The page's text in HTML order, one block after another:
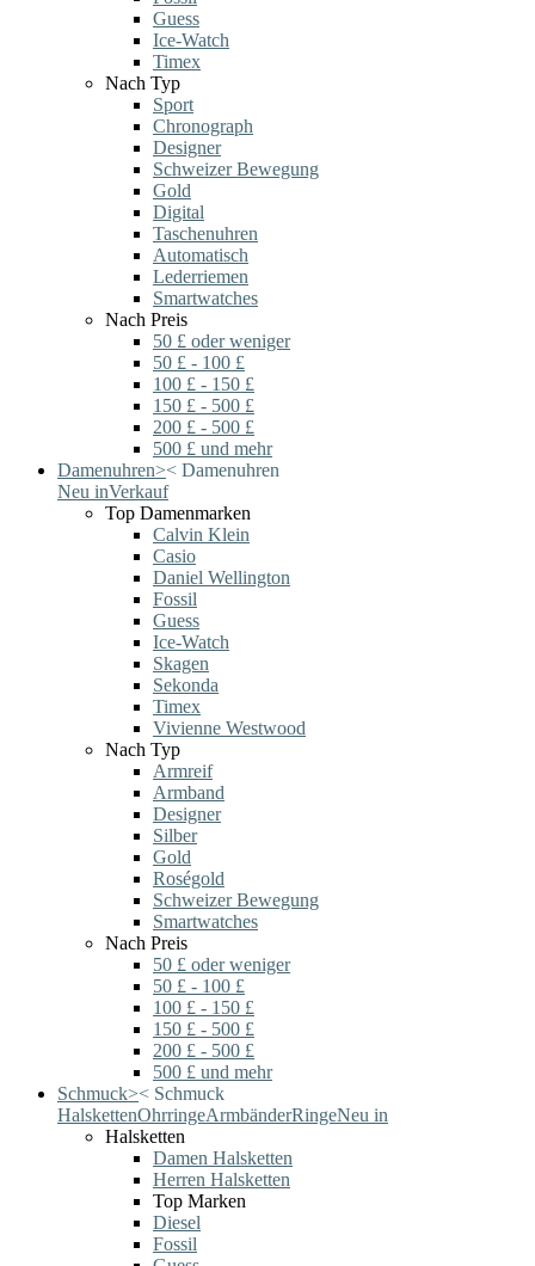
Guess
Ice-Watch
Timex
Nach Typ
Sport
Chronograph
Designer
Schweizer Bewegung
Gold
Digital
Taschenuhren
Automatisch
Lederriemen
Smartwatches
Nach Preis
50 £ oder weniger
50 £ - 100 £
100 £ - 150 £
150 £ - 500 £
200 £ - 500 £
500 £ und mehr
Damenuhren>< Damenuhren
Neu inVerkauf
Top Damenmarken
Calvin Klein
Casio
Daniel Wellington
Fossil
Guess
Ice-Watch
Skagen
Sekonda
Timex
Vivienne Westwood
Nach Typ
Armreif
Armband
Designer
Silber
Gold
Roségold
Schweizer Bewegung
Smartwatches
Nach Preis
50 £ oder weniger
50 £ - 100 £
100 £ - 150 £
150 £ - 500 £
200 £ - 500 £
500 £ und mehr
Schmuck>< Schmuck
HalskettenOhrringeArmbänderRingeNeu in
Halsketten
Damen Halsketten
Herren Halsketten
Top Marken
Diesel
Fossil